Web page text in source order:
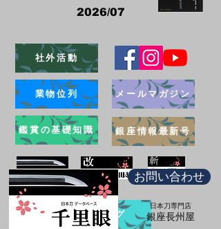
2026/07
社外活動
業物位列
鑑賞の基礎知識
メールマガジン
銀座情報最新号
ブログ
お問い合わせ
日本刀専門店
​銀座長州屋